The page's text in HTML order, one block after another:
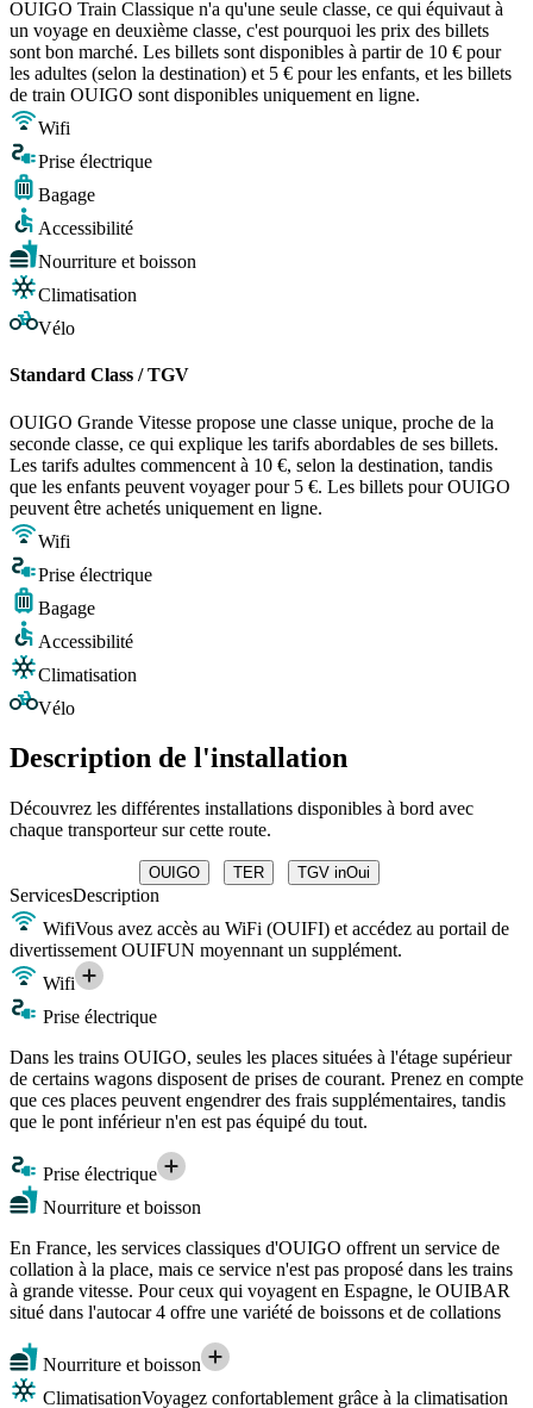
OUIGO Train Classique n'a qu'une seule classe, ce qui équivaut à
un voyage en deuxième classe, c'est pourquoi les prix des billets
sont bon marché. Les billets sont disponibles à partir de 10 € pour
les adultes (selon la destination) et 5 € pour les enfants, et les billets
de train OUIGO sont disponibles uniquement en ligne.
Wifi
Prise électrique
Bagage
Accessibilité
Nourriture et boisson
Climatisation
Vélo
Standard Class / TGV
OUIGO Grande Vitesse propose une classe unique, proche de la
seconde classe, ce qui explique les tarifs abordables de ses billets.
Les tarifs adultes commencent à 10 €, selon la destination, tandis
que les enfants peuvent voyager pour 5 €. Les billets pour OUIGO
peuvent être achetés uniquement en ligne.
Wifi
Prise électrique
Bagage
Accessibilité
Climatisation
Vélo
Description de l'installation
Découvrez les différentes installations disponibles à bord avec
chaque transporteur sur cette route.
OUIGO TER TGV inOui
ServicesDescription
WifiVous avez accès au WiFi (OUIFI) et accédez au portail de
divertissement OUIFUN moyennant un supplément.
Wifi
Prise électrique
Dans les trains OUIGO, seules les places situées à l'étage supérieur
de certains wagons disposent de prises de courant. Prenez en compte
que ces places peuvent engendrer des frais supplémentaires, tandis
que le pont inférieur n'en est pas équipé du tout.
Prise électrique
Nourriture et boisson
En France, les services classiques d'OUIGO offrent un service de
collation à la place, mais ce service n'est pas proposé dans les trains
à grande vitesse. Pour ceux qui voyagent en Espagne, le OUIBAR
situé dans l'autocar 4 offre une variété de boissons et de collations
Nourriture et boisson
ClimatisationVoyagez confortablement grâce à la climatisation